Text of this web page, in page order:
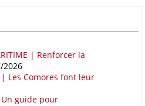
mai 2026 par le cabinet de conseil
Intitulé « Strengthening the Africa-
l'Afrique et l'Europe trouvent leur
et des dynamiques socio-
AFRIQUE
| Renforcer la
2026
| Les Comores font leur
Un guide pour